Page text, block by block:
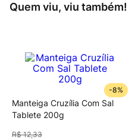
Quem viu, viu também!
-8%
Manteiga Cruzília Com Sal
Tablete 200g
R$ 12,33